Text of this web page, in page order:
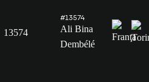
13574
#13574
Ali Bina
Dembélé